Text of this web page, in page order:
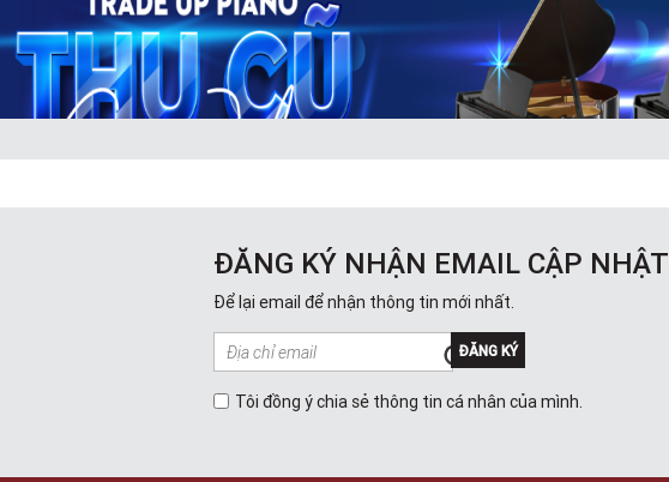
Đàn Piano Upright - Đàn Piano Đứng
ĐĂNG KÝ NHẬN EMAIL CẬP NHẬT
Để lại email để nhận thông tin mới nhất.
ĐĂNG KÝ
Tôi đồng ý chia sẻ thông tin cá nhân của mình.